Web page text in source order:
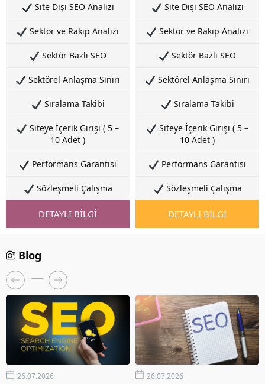
Site Dışı SEO Analizi
Sektör ve Rakip Analizi
Sektör Bazlı SEO
Sektörel Anlaşma Sınırı
Sıralama Takibi
Siteye İçerik Girişi ( 5 –
10 Adet )
Performans Garantisi
Sözleşmeli Çalışma
DETAYLI BİLGİ
Site Dışı SEO Analizi
Sektör ve Rakip Analizi
Sektör Bazlı SEO
Sektörel Anlaşma Sınırı
Sıralama Takibi
Siteye İçerik Girişi ( 5 –
10 Adet )
Performans Garantisi
Sözleşmeli Çalışma
DETAYLI BİLGİ
Blog
26.07.2026 26.07.2026